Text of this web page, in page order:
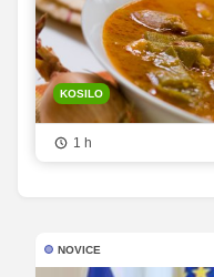
KOSILO
1 h
NOVICE